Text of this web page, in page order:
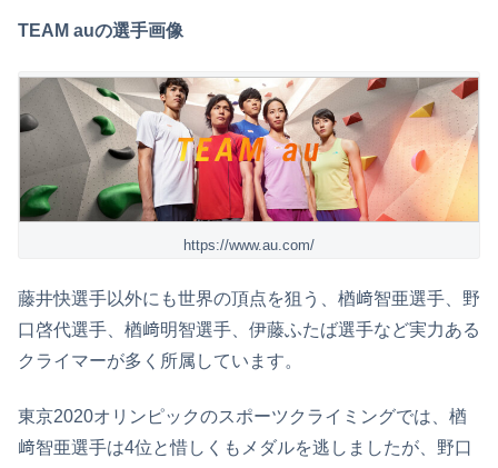
TEAM auの選手画像
https://www.au.com/
藤井快選手以外にも世界の頂点を狙う、楢﨑智亜選手、野
口啓代選手、楢﨑明智選手、伊藤ふたば選手など実力ある
クライマーが多く所属しています。
東京2020オリンピックのスポーツクライミングでは、楢
﨑智亜選手は4位と惜しくもメダルを逃しましたが、野口